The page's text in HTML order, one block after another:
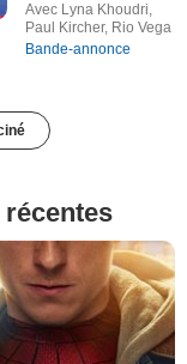
Avec Lyna Khoudri,
Paul Kircher, Rio Vega
Bande-annonce